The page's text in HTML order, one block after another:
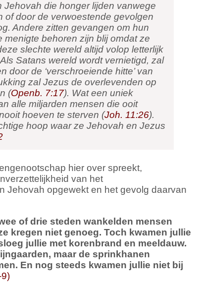
Jehovah die honger lijden vanwege
door de verwoestende gevolgen
Andere zitten gevangen om hun
behoren zijn blij omdat ze
slechte wereld altijd volop letterlijk
Satans wereld wordt vernietigd, zal
door de ‘verschroeiende hitte’ van
zal Jezus de overlevenden op
(Openb. 7:17). Wat een uniek
alle miljarden mensen die ooit
hoeven te sterven (Joh. 11:26).
hoop waar ze Jehovah en Jezus
hier over spreekt,
van het
Jehovah opgewekt en het gevolg daarvan
of drie steden wankelden mensen
kregen niet genoeg. Toch kwamen jullie
jullie met korenbrand en meeldauw.
maar de sprinkhanen
En nog steeds kwamen jullie niet bij